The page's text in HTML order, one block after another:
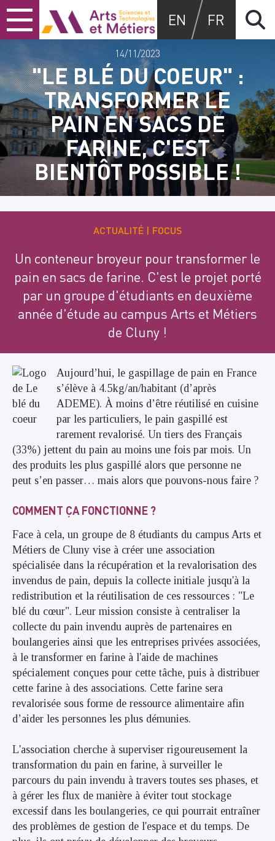
Skip
to
content
Skip
to
main
menu
Skip
to
search
Arts et métiers
EN FR
"LE BLÉ DU COEUR" :
TRANSFORMER LE
PAIN EN SACS DE
FARINE, C'EST
BIENTÔT POSSIBLE !
14/11/2023
ACTUALITÉ FOCUS
Un conteneur broyeur pour transformer le
pain en sacs de farine. C'est le projet porté
par un groupe d'étudiants en deuxième
année d'étude au campus Arts et Métiers
de Cluny !
Aujourd’hui, le gaspillage de pain en France
s’élève à 4.5kg/an/habitant (d’après
ADEME). À moins d’être réutilisé en cuisine
par les particuliers, le pain gaspillé est
rarement revalorisé. Un tiers des Français
(33%) jettent du pain au moins une fois par mois. Un
des produits les plus gaspillé alors que personne ne
peut s’en passer… mais alors que pouvons-nous faire ?
COMMENT ÇA FONCTIONNE ?
Face à cela, un groupe de 8 étudiants du campus Arts et
Métiers de Cluny vise à créer une association
spécialisée dans la récupération et la revalorisation des
invendus de pain, depuis la collecte initiale jusqu'à la
redistribution et la réutilisation de ces ressources : "Le
blé du cœur". Leur mission consiste à centraliser la
collecte du pain invendu auprès de partenaires en
boulangeries ainsi que les entreprises privées associées,
à le transformer en farine à l'aide de machines
spécialement conçues pour cette tâche, puis à distribuer
cette farine à des associations. Cette farine sera
revalorisée sous forme de ressource alimentaire afin
d’aider les personnes les plus démunies.
L'association cherche à superviser rigoureusement la
transformation du pain en farine, à surveiller le
parcours du pain invendu à travers toutes ses phases, et
à gérer les flux de manière à éviter tout stockage
excessif dans les boulangeries, ce qui pourrait entraîner
des problèmes de gestion de l'espace et du temps. De